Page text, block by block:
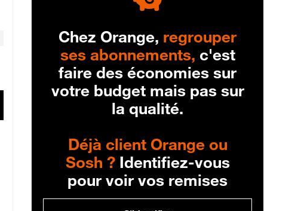
Chez Orange, regrouper
ses abonnements, c'est
faire des économies sur
votre budget mais pas sur
la qualité.
Déjà client Orange ou
Sosh ?Identifiez-vous
pour voir vos remises